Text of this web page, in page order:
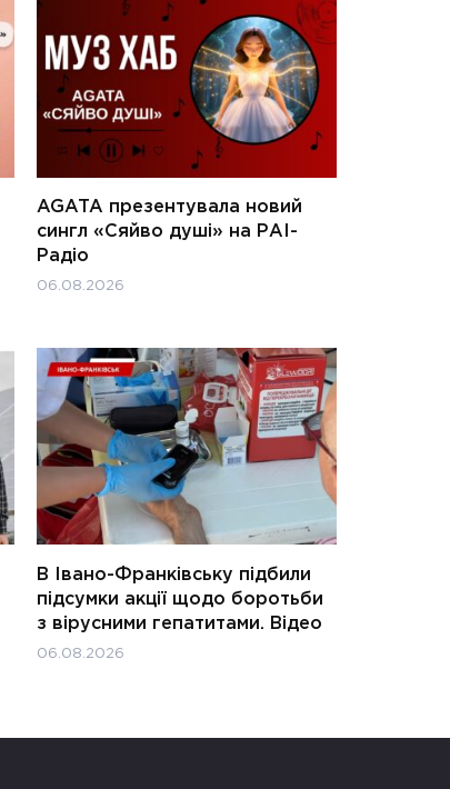
AGATA презентувала новий
сингл «Сяйво душі» на РАІ-
Радіо
06.08.2026
В Івано-Франківську підбили
підсумки акції щодо боротьби
з вірусними гепатитами. Відео
06.08.2026